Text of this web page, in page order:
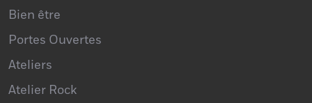
Bien être
Portes Ouvertes
Ateliers
Atelier Rock